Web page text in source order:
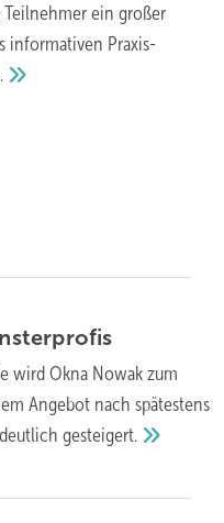
ein großer
informativen Praxis-
wird Okna Nowak zum
Angebot nach spätestens
deutlichgesteigert.